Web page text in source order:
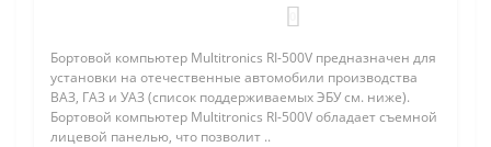
Бортовой компьютер Multitronics RI-500V предназначен для
установки на отечественные автомобили производства
ВАЗ, ГАЗ и УАЗ (список поддерживаемых ЭБУ см. ниже).
Бортовой компьютер Multitronics RI-500V обладает съемной
лицевой панелью, что позволит ..